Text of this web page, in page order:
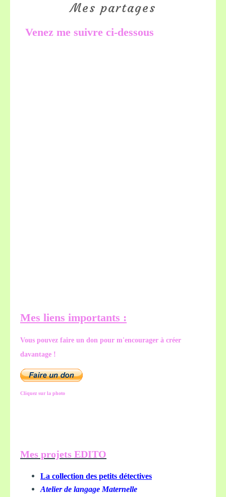
Mes partages
Venez me suivre ci-dessous
Mes liens importants :
Vous pouvez faire un don pour m'encourager à créer
davantage !
Cliquez sur la photo
Mes projets EDITO
La collection des petits détectives
Atelier de langage Maternelle